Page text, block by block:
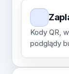
Kody QR,
podglądy